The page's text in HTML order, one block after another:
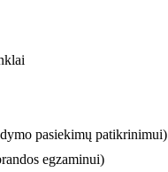
pasiekimų patikrinimui)
egzaminui)